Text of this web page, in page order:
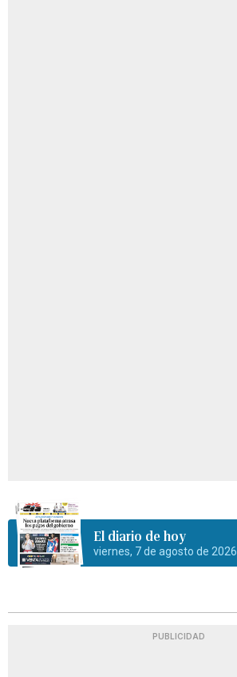
El diario de hoy
viernes, 7 de agosto de 2026
PUBLICIDAD